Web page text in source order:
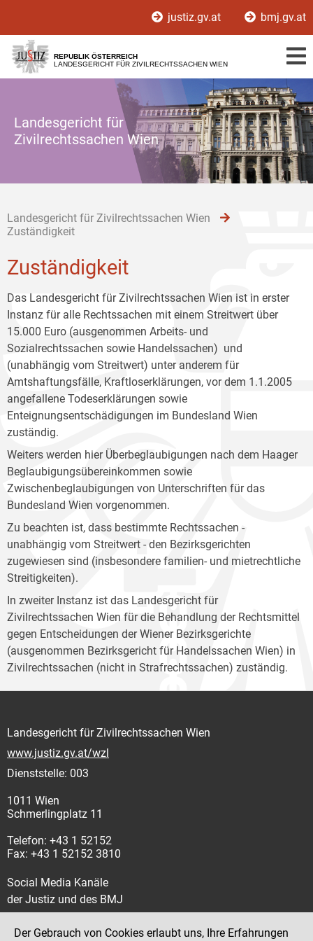
[1]
[2]
[3]
justiz.gv.at bmj.gv.at
REPUBLIK ÖSTERREICH
LANDESGERICHT FÜR ZIVILRECHTSSACHEN WIEN
Landesgericht für
Zivilrechtssachen Wien
Landesgericht für Zivilrechtssachen Wien
Zuständigkeit
Zuständigkeit
Das Landesgericht für Zivilrechtssachen Wien ist in erster
Instanz für alle Rechtssachen mit einem Streitwert über
15.000 Euro (ausgenommen Arbeits- und
Sozialrechtssachen sowie Handelssachen) und
(unabhängig vom Streitwert) unter anderem für
Amtshaftungsfälle, Kraftloserklärungen, vor dem 1.1.2005
angefallene Todeserklärungen sowie
Enteignungsentschädigungen im Bundesland Wien
zuständig.
Weiters werden hier Überbeglaubigungen nach dem Haager
Beglaubigungsübereinkommen sowie
Zwischenbeglaubigungen von Unterschriften für das
Bundesland Wien vorgenommen.
Zu beachten ist, dass bestimmte Rechtssachen -
unabhängig vom Streitwert - den Bezirksgerichten
zugewiesen sind (insbesondere familien- und mietrechtliche
Streitigkeiten).
In zweiter Instanz ist das Landesgericht für
Zivilrechtssachen Wien für die Behandlung der Rechtsmittel
gegen Entscheidungen der Wiener Bezirksgerichte
(ausgenommen Bezirksgericht für Handelssachen Wien) in
Zivilrechtssachen (nicht in Strafrechtssachen) zuständig.
Landesgericht für Zivilrechtssachen Wien
www.justiz.gv.at/wzl
Dienststelle: 003
1011 Wien
Schmerlingplatz 11
Telefon: +43 1 52152
Fax: +43 1 52152 3810
Social Media Kanäle
der Justiz und des BMJ
Der Gebrauch von Cookies erlaubt uns, Ihre Erfahrungen